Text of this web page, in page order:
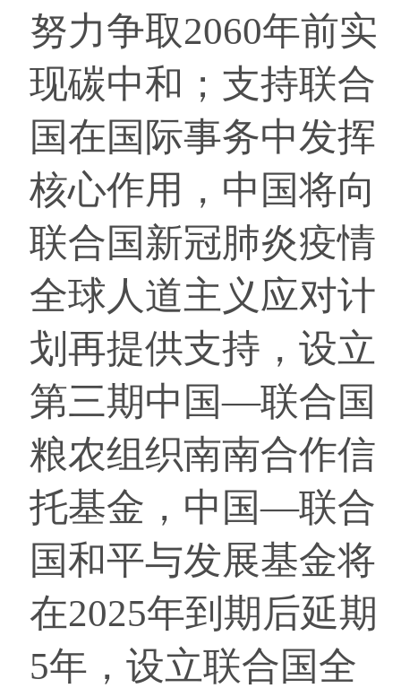
努力争取2060年前实
现碳中和；支持联合
国在国际事务中发挥
核心作用，中国将向
联合国新冠肺炎疫情
全球人道主义应对计
划再提供支持，设立
第三期中国—联合国
粮农组织南南合作信
托基金，中国—联合
国和平与发展基金将
在2025年到期后延期
5年，设立联合国全